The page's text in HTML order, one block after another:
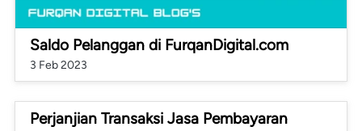
Saldo Pelanggan di FurqanDigital.com
3 Feb 2023
Perjanjian Transaksi Jasa Pembayaran